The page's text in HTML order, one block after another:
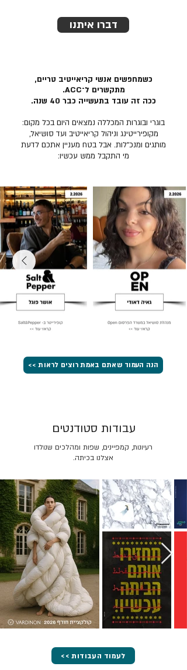
דברו איתנו
כשמחפשים אנשי קריאייטיב טריים,
מתקשרים ל־ACC.
ככה זה עובד בתעשייה כבר 40 שנה.
בוגרי ובוגרות המכללה נמצאים היום בכל מקום:
מקופירייטינג וניהול קריאייטיב ועד סושיאל,
מותגים ומנכ״לות. אבל בטח מעניין אתכם לדעת
מי התקבל ממש עכשיו:
הנה העמוד שאתם באמת רוצים לראות >>
רעיונות, קמפיינים, שפות ומהלכים שנולדו
אצלנו בכיתה.
עבודות סטודנטים
<< לעמוד העבודות